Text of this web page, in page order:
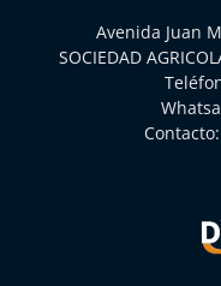
Avenida Juan
SOCIEDAD
Contacto: